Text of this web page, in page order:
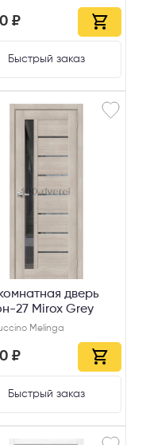
₽
Быстрый заказ
дверь
27 Mirox Grey
Melinga
₽
Быстрый заказ